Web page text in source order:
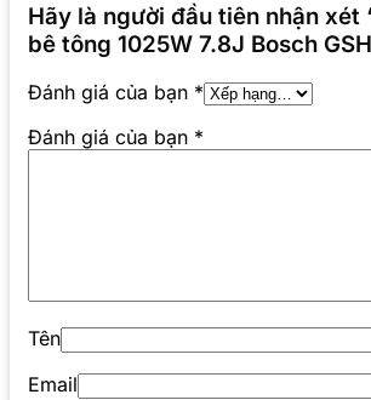
Hãy là người đầu tiên nhận xét
bê tông 1025W 7.8J Bosch
Đánh giá của bạn *
Đánh giá của bạn *
Tên
Email